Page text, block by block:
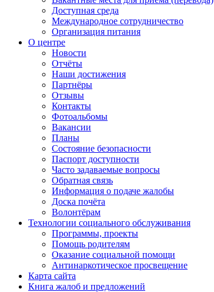
Доступная среда
Международное сотрудничество
Организация питания
О центре
Новости
Отчёты
Наши достижения
Партнёры
Отзывы
Контакты
Фотоальбомы
Вакансии
Планы
Состояние безопасности
Паспорт доступности
Часто задаваемые вопросы
Обратная связь
Информация о подаче жалобы
Доска почёта
Волонтёрам
Технологии социального обслуживания
Программы, проекты
Помощь родителям
Оказание социальной помощи
Антинаркотическое просвещение
Карта сайта
Книга жалоб и предложений